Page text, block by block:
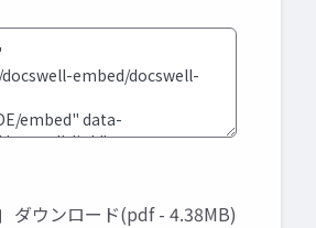
ダウンロード(pdf - 4.38MB)